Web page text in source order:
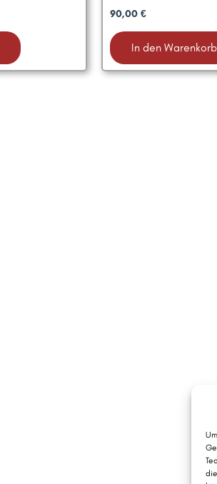
90,00 €
In den Warenkorb